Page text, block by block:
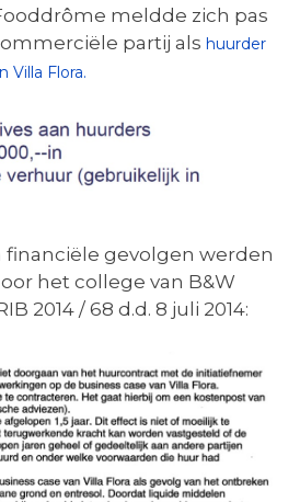
meldde zich pas
partij als huurder
Villa Flora.
financiële gevolgen werden
het college van B&W
2014 / 68 d.d. 8 juli 2014: